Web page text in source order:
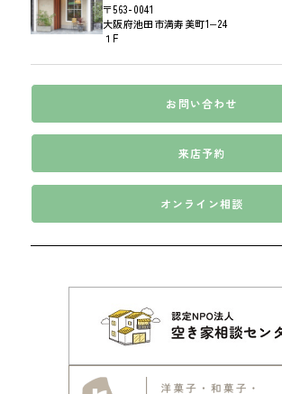
〒563-0041
大阪府池田市満寿美町1−24
１F
お問い合わせ
来店予約
オンライン相談